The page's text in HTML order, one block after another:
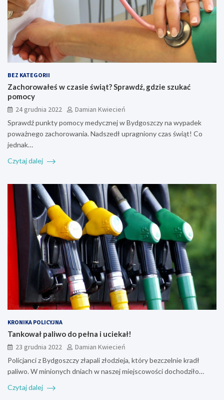
BEZ KATEGORII
Zachorowałeś w czasie świąt? Sprawdź, gdzie szukać
pomocy
24 grudnia 2022
Damian Kwiecień
Sprawdź punkty pomocy medycznej w Bydgoszczy na wypadek
poważnego zachorowania. Nadszedł upragniony czas świąt! Co
jednak…
Czytaj dalej
KRONIKA POLICYJNA
Tankował paliwo do pełna i uciekał!
23 grudnia 2022
Damian Kwiecień
Policjanci z Bydgoszczy złapali złodzieja, który bezczelnie kradł
paliwo. W minionych dniach w naszej miejscowości dochodziło…
Czytaj dalej